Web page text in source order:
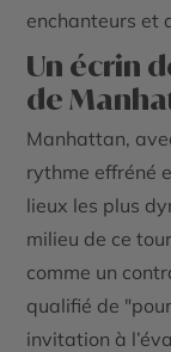
enchanteurs et
Un écrin
de
Manhattan,
rythme effréné
lieux les plus
milieu de ce
comme un
qualifié de
invitation à